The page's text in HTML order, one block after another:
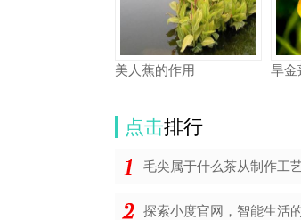
美人蕉的作用 旱金
点击排行
毛尖属于什么茶从制作工
探索小度官网，智能生活